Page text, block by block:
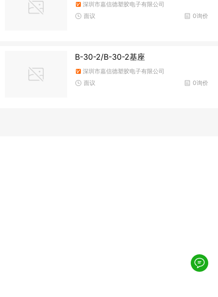
深圳市嘉信德塑胶电子有限公司
0询价
面议
B-30-2/B-30-2基座
深圳市嘉信德塑胶电子有限公司
0询价
面议